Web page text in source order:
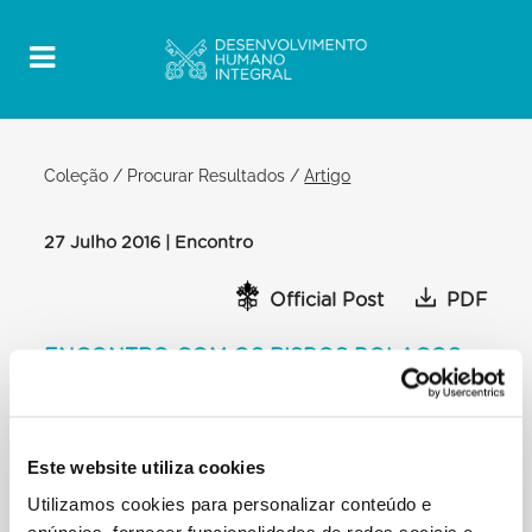
Este website utiliza cookies
Utilizamos cookies para personalizar conteúdo e
Coleção / Procurar Resultados /Artigo
27 Julho 2016 | Encontro
Official Post PDF
ENCONTRO COM OS BISPOS POLACOS
Como fazer? Penso que cada país deve ver como e
quando: nem todos os países
são iguais; nem todos os países têm as mesmas